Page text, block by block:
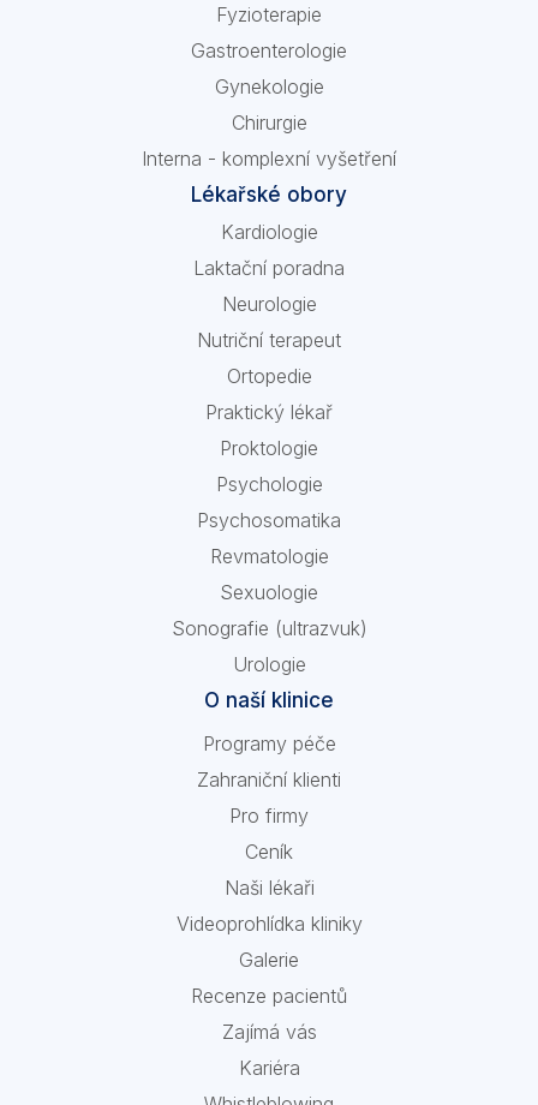
Fyzioterapie
Gastroenterologie
Gynekologie
Chirurgie
Interna - komplexní vyšetření
Lékařské obory
Kardiologie
Laktační poradna
Neurologie
Nutriční terapeut
Ortopedie
Praktický lékař
Proktologie
Psychologie
Psychosomatika
Revmatologie
Sexuologie
Sonografie (ultrazvuk)
Urologie
O naší klinice
Programy péče
Zahraniční klienti
Pro firmy
Ceník
Naši lékaři
Videoprohlídka kliniky
Galerie
Recenze pacientů
Zajímá vás
Kariéra